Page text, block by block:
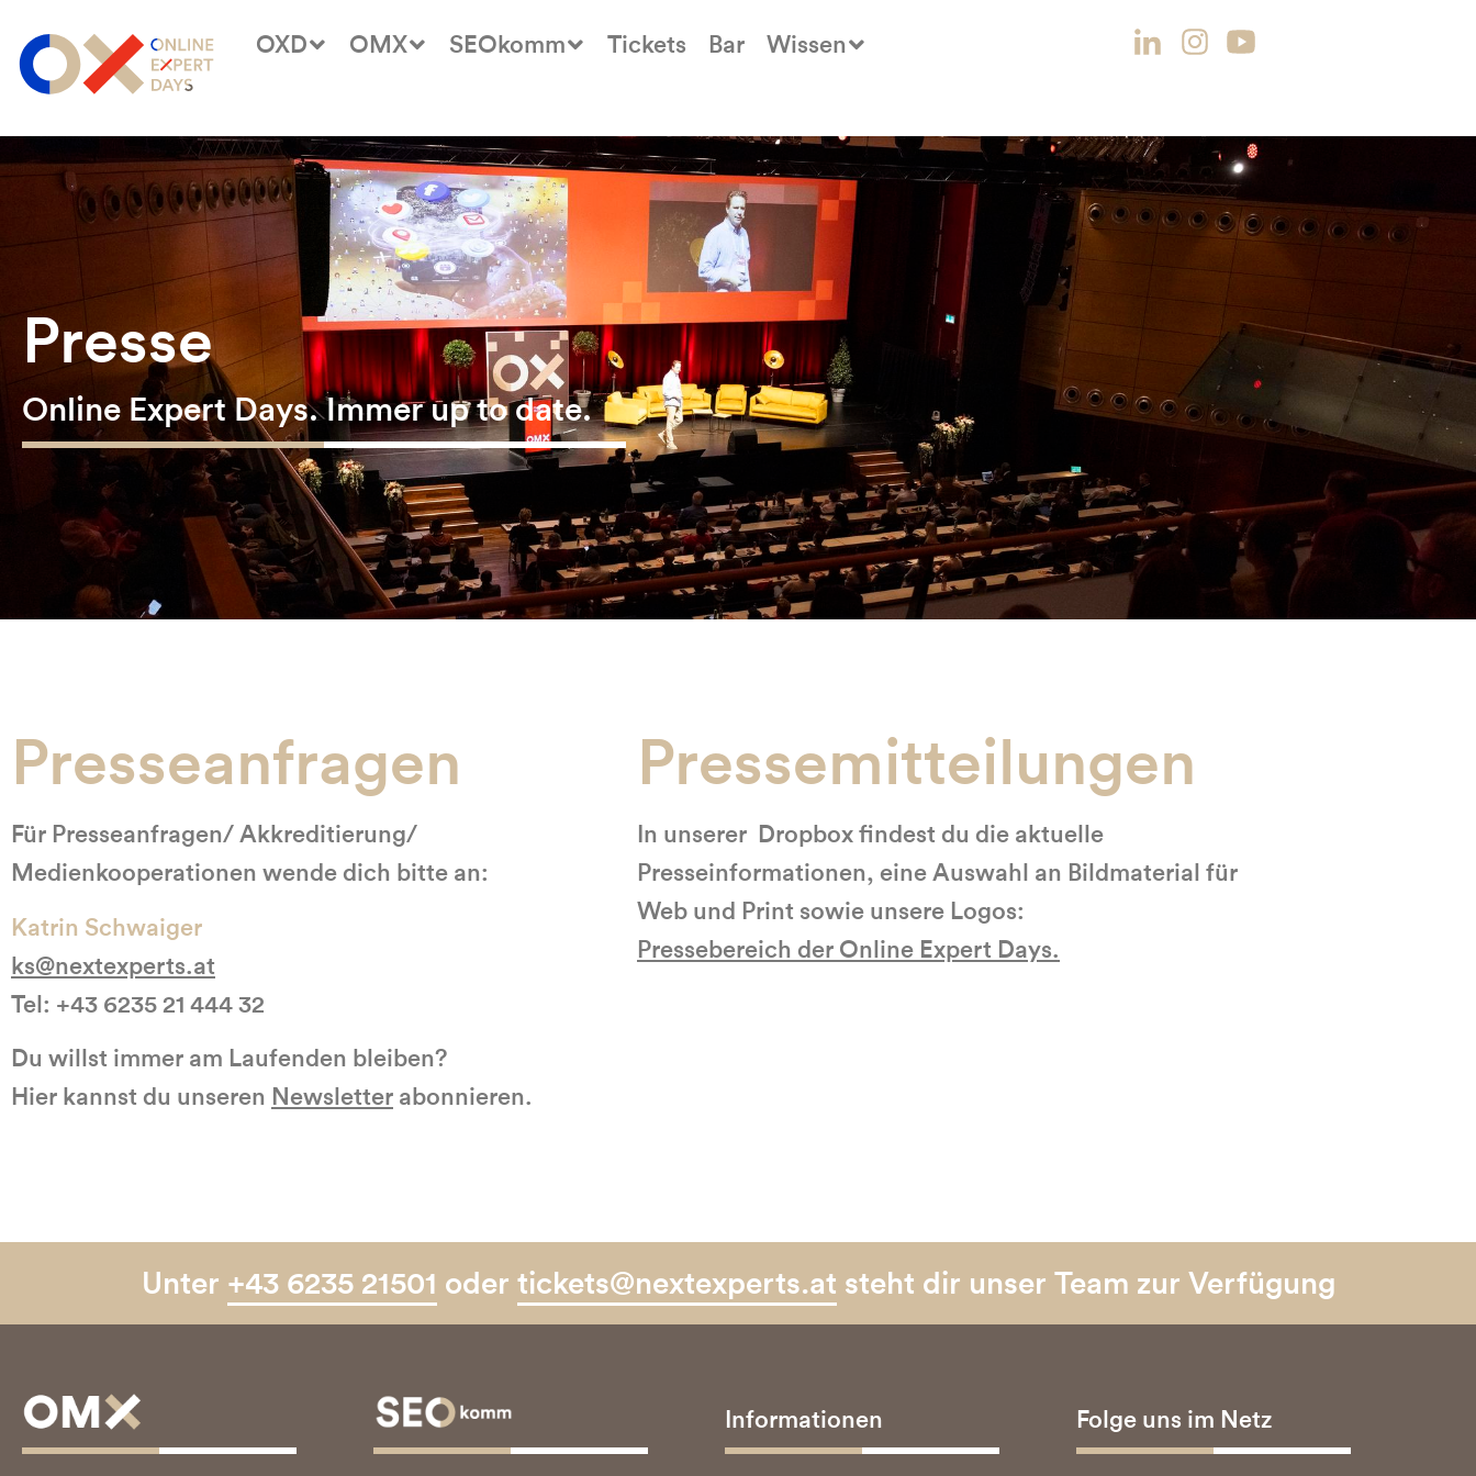
OXD OMX SEOkomm Tickets Bar Wissen
Presse
Online Expert Days. Immer up to date.
Presseanfragen
Für Presseanfragen/ Akkreditierung/
Medienkooperationen wende dich bitte an:
Katrin Schwaiger
ks@nextexperts.at
Tel: +43 6235 21 444 32
Du willst immer am Laufenden bleiben?
Hier kannst du unseren Newsletter abonnieren.
Pressemitteilungen
In unserer Dropbox findest du die aktuelle
Presseinformationen, eine Auswahl an Bildmaterial für
Web und Print sowie unsere Logos:
Pressebereich der Online Expert Days.
Unter +43 6235 21501 oder tickets@nextexperts.at steht dir unser Team zur Verfügung
Informationen Folge uns im Netz